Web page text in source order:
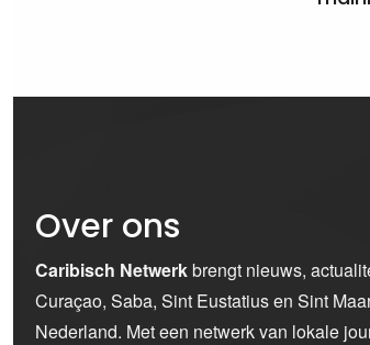
Over ons
Caribisch Netwerkbrengt nieuws,
Curaçao, Saba, Sint Eustatius en Sint
Nederland. Met een netwerk van lokale